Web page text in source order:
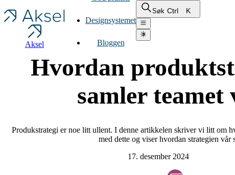
Aksel
Designsystemet
Bloggen
Søk Ctrl K
Hvordan
samler teamet
Produkstrategi er noe litt ullent. I denne artikkelen skriver vi litt om
med dette og viser hvordan strategien vår
17. desember 2024